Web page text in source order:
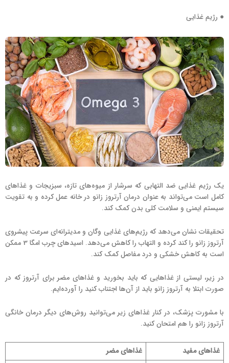
● رژیم غذایی
یک رژیم غذایی ضد التهابی که سرشار از میوه‌های تازه، سبزیجات و غذاهای
کامل است می‌تواند به عنوان درمان آرتروز زانو در خانه عمل کرده و به تقویت
سیستم ایمنی و سلامت کلی بدن کمک کند.
تحقیقات نشان می‌دهد که رژیم‌های غذایی وگان و مدیترانه‌ای سرعت پیشروی
آرتروز زانو را کند کرده و التهاب را کاهش می‌دهد. اسیدهای چرب امگا 3 ممکن
است به کاهش خشکی و درد مفاصل کمک کند.
در زیر، لیستی از غذاهایی که باید بخورید و غذاهای مضر برای آرتروز که در
صورت ابتلا به آرتروز زانو باید از آن‌ها اجتناب کنید را آورده‌ایم.
با مشورت پزشک، در کنار غذاهای زیر می‌توانید روش‌های دیگر درمان خانگی
آرتروز زانو را هم امتحان کنید.
غذاهای مفید
غذاهای مضر